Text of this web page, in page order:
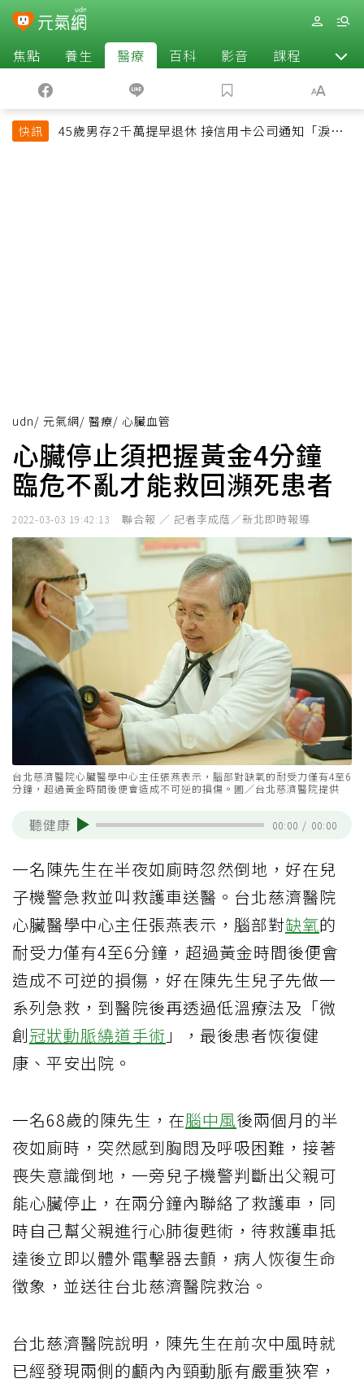
焦點 養生 醫療 百科 影音 課程 退休
快訊
45歲男存2千萬提早退休 接信用卡公司通知「淚回
udn/ 元氣網/ 醫療/ 心臟血管
心臟停止須把握黃金4分鐘
臨危不亂才能救回瀕死患者
2022-03-03 19:42:13 聯合報 ／ 記者李成蔭／新北即時報導
台北慈濟醫院心臟醫學中心主任張燕表示，腦部對缺氧的耐受力僅有4至6
分鐘，超過黃金時間後便會造成不可逆的損傷。圖／台北慈濟醫院提供
聽健康 00:00 / 00:00
一名陳先生在半夜如廁時忽然倒地，好在兒
子機警急救並叫救護車送醫。台北慈濟醫院
心臟醫學中心主任張燕表示，腦部對缺氧的
耐受力僅有4至6分鐘，超過黃金時間後便會
造成不可逆的損傷，好在陳先生兒子先做一
系列急救，到醫院後再透過低溫療法及「微
創冠狀動脈繞道手術 」，最後患者恢復健
康、平安出院。
一名68歲的陳先生，在腦中風後兩個月的半
夜如廁時，突然感到胸悶及呼吸困難，接著
喪失意識倒地，一旁兒子機警判斷出父親可
能心臟停止，在兩分鐘內聯絡了救護車，同
時自己幫父親進行心肺復甦術，待救護車抵
達後立即以體外電擊器去顫，病人恢復生命
徵象，並送往台北慈濟醫院救治。
台北慈濟醫院說明，陳先生在前次中風時就
已經發現兩側的顱內內頸動脈有嚴重狹窄，